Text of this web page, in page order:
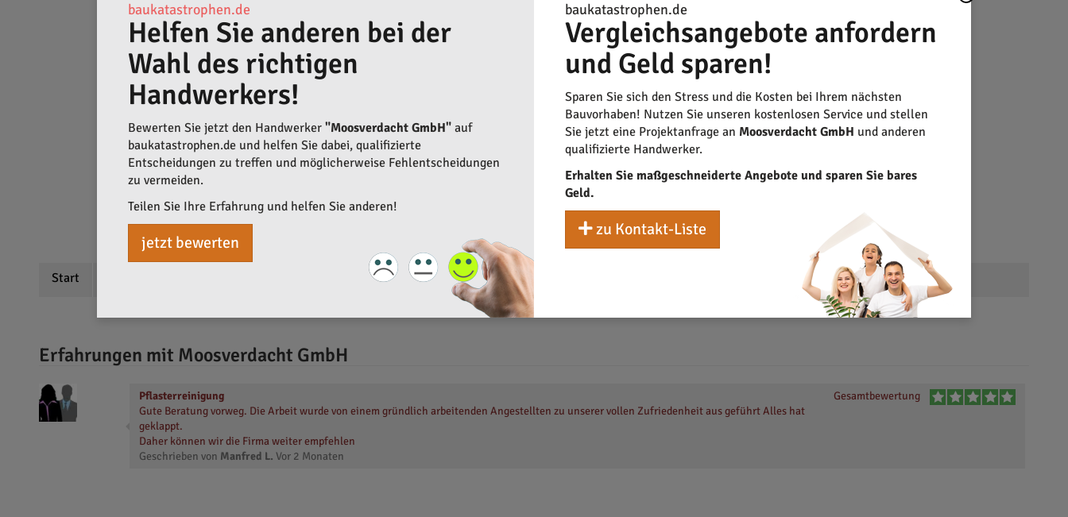
Start
Erfahrungen mit Moosverdacht GmbH
Gesamtbewertung
Pflasterreinigung
Gute Beratung vorweg. Die Arbeit wurde von einem gründlich arbeitenden Angestellten zu unserer vollen Zufriedenheit aus geführt Alles hat
geklappt.
Daher können wir die Firma weiter empfehlen
Geschrieben von Manfred L. Vor 2 Monaten
baukatastrophen.de
Helfen Sie anderen bei der
Wahl des richtigen
Handwerkers!
Bewerten Sie jetzt den Handwerker "Moosverdacht GmbH" auf
baukatastrophen.de und helfen Sie dabei, qualifizierte
Entscheidungen zu treffen und möglicherweise Fehlentscheidungen
zu vermeiden.
Teilen Sie Ihre Erfahrung und helfen Sie anderen!
jetzt bewerten
baukatastrophen.de
Vergleichsangebote anfordern
und Geld sparen!
Sparen Sie sich den Stress und die Kosten bei Ihrem nächsten
Bauvorhaben! Nutzen Sie unseren kostenlosen Service und stellen
Sie jetzt eine Projektanfrage an Moosverdacht GmbH und anderen
qualifizierte Handwerker.
Erhalten Sie maßgeschneiderte Angebote und sparen Sie bares
Geld.
zu Kontakt-Liste